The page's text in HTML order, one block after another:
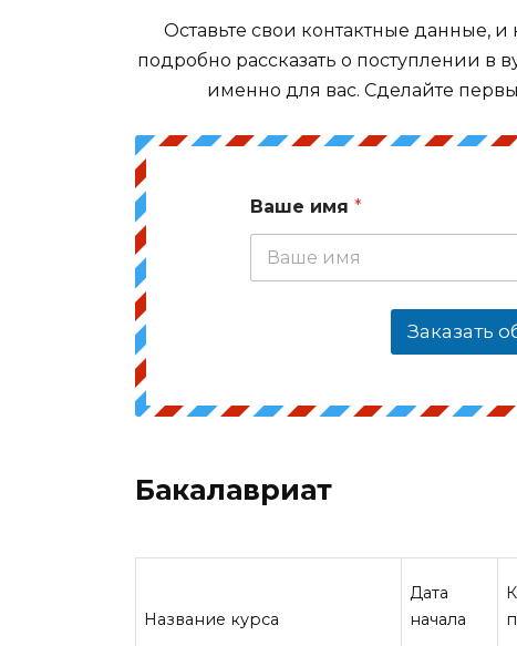
Оставьте свои контактные данные,
подробно рассказать о поступлении в
именно для вас. Сделайте
Ваше имя *
Заказать
Бакалавриат
Название курса
Дата
начала